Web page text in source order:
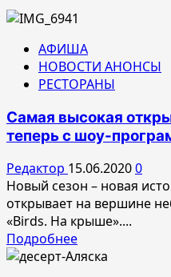
АФИША
НОВОСТИ АНОНСЫ
РЕСТОРАНЫ
Самая высокая
теперь с шоу-
Редактор 15.06.20200
Новый сезон – новая
открывает на вершине
«Birds. На крыше»....
ПодробнееПрочитать
больше